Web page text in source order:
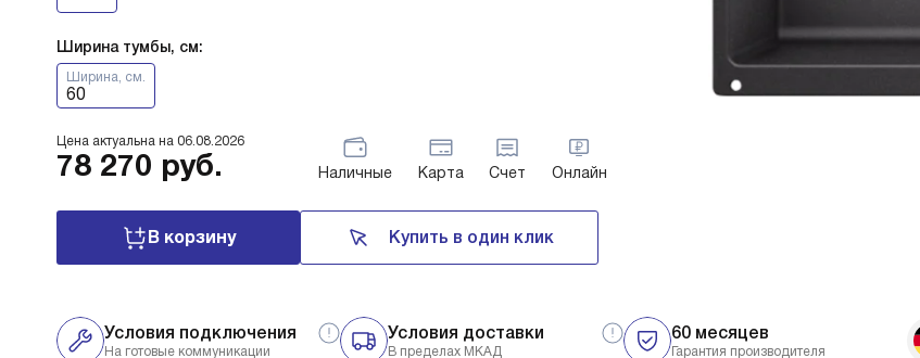
Ширина тумбы, см:
Ширина, см.
60
Цена актуальна на 06.08.2026
78 270 руб. Наличные Карта Счет Онлайн
В корзину Купить в один клик
Условия доставки
В пределах МКАД
60 месяцев
Гарантия производителя
Условия подключения
На готовые коммуникации